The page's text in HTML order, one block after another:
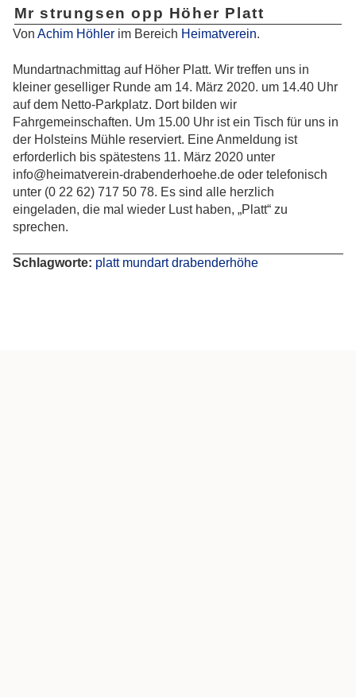
Mr strungsen opp Höher Platt
Von Achim Höhler im Bereich Heimatverein.
Mundartnachmittag auf Höher Platt. Wir treffen uns in
kleiner geselliger Runde am 14. März 2020. um 14.40 Uhr
auf dem Netto-Parkplatz. Dort bilden wir
Fahrgemeinschaften. Um 15.00 Uhr ist ein Tisch für uns in
der Holsteins Mühle reserviert. Eine Anmeldung ist
erforderlich bis spätestens 11. März 2020 unter
info@heimatverein-drabenderhoehe.de oder telefonisch
unter (0 22 62) 717 50 78. Es sind alle herzlich
eingeladen, die mal wieder Lust haben, „Platt“ zu
sprechen.
Schlagworte: platt mundart drabenderhöhe